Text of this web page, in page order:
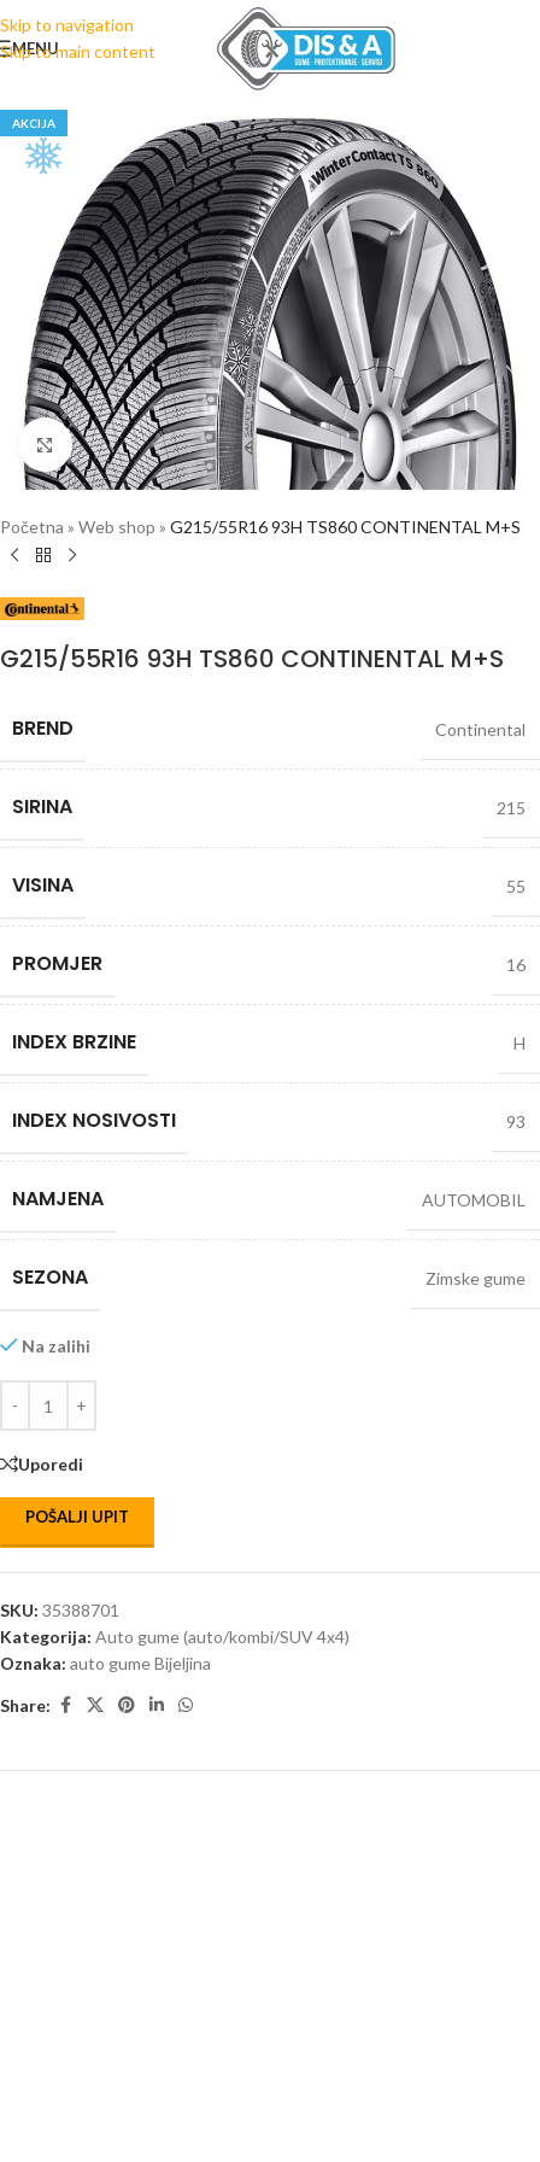
Skip to navigation
Skip to main content
MENU
AKCIJA
Click to enlarge
Početna » Web shop » G215/55R16 93H TS860 CONTINENTAL M+S
G215/55R16 93H TS860 CONTINENTAL M+S
BREND Continental
SIRINA 215
VISINA 55
PROMJER 16
INDEX BRZINE H
INDEX NOSIVOSTI 93
NAMJENA AUTOMOBIL
SEZONA Zimske gume
Na zalihi
Uporedi
POŠALJI UPIT
SKU: 35388701
Kategorija: Auto gume (auto/kombi/SUV 4x4)
Oznaka: auto gume Bijeljina
Share: